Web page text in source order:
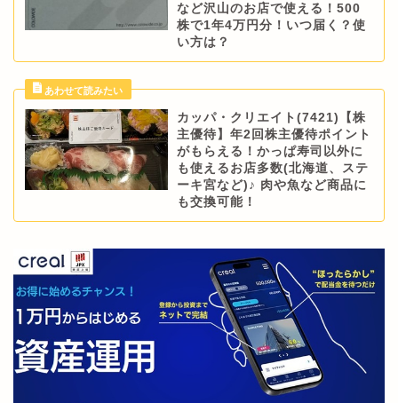
など沢山のお店で使える！500
株で1年4万円分！いつ届く？使
い方は？
カッパ・クリエイト(7421)【株
主優待】年2回株主優待ポイント
がもらえる！かっぱ寿司以外に
も使えるお店多数(北海道、ステ
ーキ宮など)♪ 肉や魚など商品に
も交換可能！